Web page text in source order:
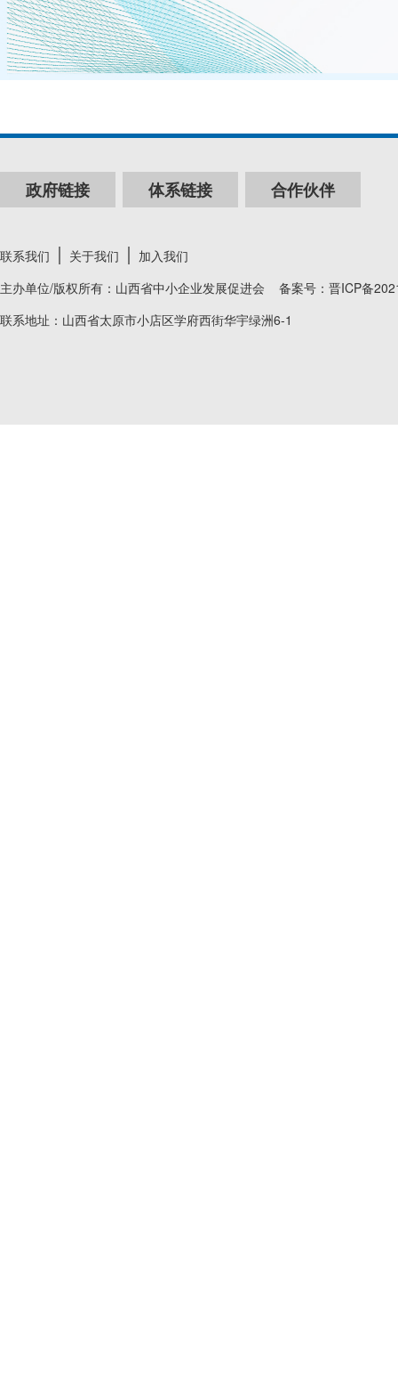
工;混凝土预制构件、预拌商品混凝
件及货物吊装、安装;安全技术防范
政府链接 体系链接 合作伙伴
联系我们 关于我们
加入我们
主办单位/版权所有：山西省中小企业发展促进会 备案号： 晋ICP备
联系地址：山西省太原市小店区学府西街华宇绿洲6-1